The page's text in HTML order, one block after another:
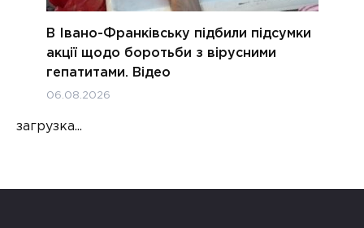
В Івано-Франківську підбили підсумки
акції щодо боротьби з вірусними
гепатитами. Відео
06.08.2026
загрузка...